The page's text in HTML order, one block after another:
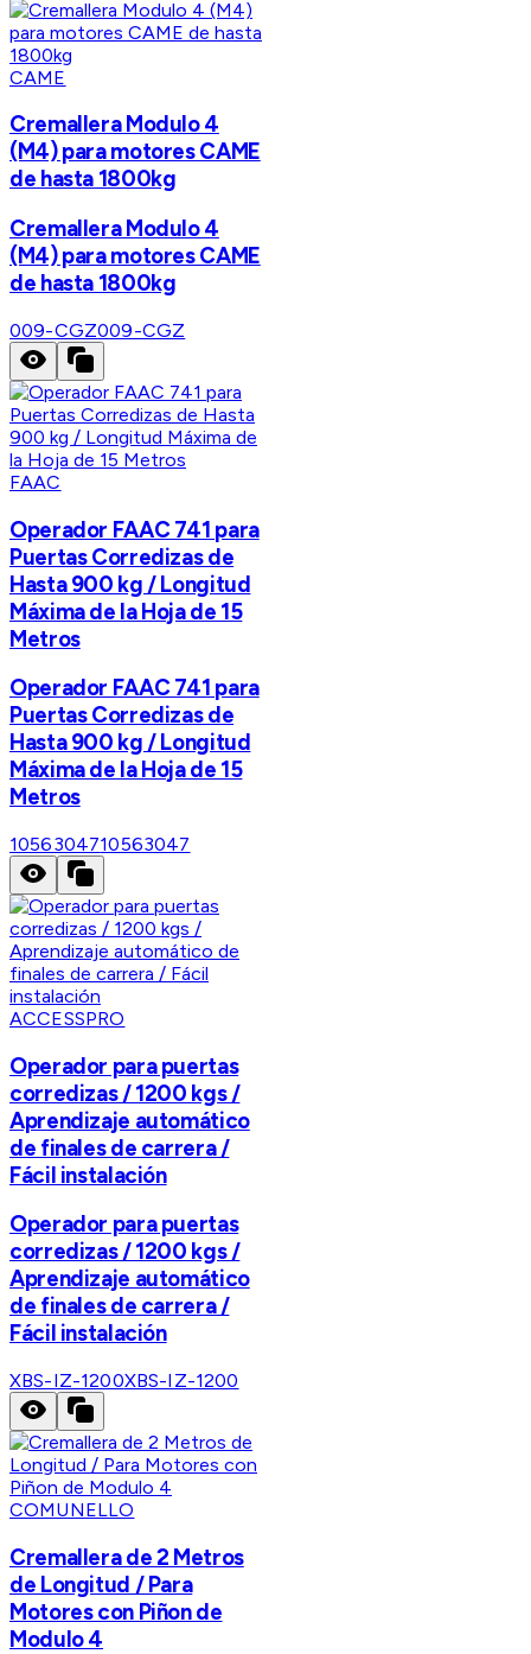
CAME
Cremallera Modulo 4
(M4) para motores CAME
de hasta 1800kg
Cremallera Modulo 4
(M4) para motores CAME
de hasta 1800kg
009-CGZ009-CGZ
FAAC
Operador FAAC 741 para
Puertas Corredizas de
Hasta 900 kg / Longitud
Máxima de la Hoja de 15
Metros
Operador FAAC 741 para
Puertas Corredizas de
Hasta 900 kg / Longitud
Máxima de la Hoja de 15
Metros
1056304710563047
ACCESSPRO
Operador para puertas
corredizas / 1200 kgs /
Aprendizaje automático
de finales de carrera /
Fácil instalación
Operador para puertas
corredizas / 1200 kgs /
Aprendizaje automático
de finales de carrera /
Fácil instalación
XBS-IZ-1200XBS-IZ-1200
COMUNELLO
Cremallera de 2 Metros
de Longitud / Para
Motores con Piñon de
Modulo 4